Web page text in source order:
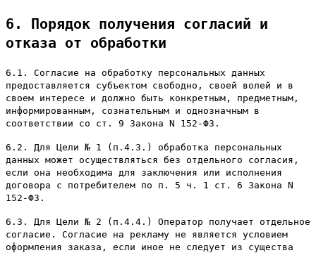
6. Порядок получения согласий и
отказа от обработки
6.1. Согласие на обработку персональных данных
предоставляется субъектом свободно, своей волей и в
своем интересе и должно быть конкретным, предметным,
информированным, сознательным и однозначным в
соответствии со ст. 9 Закона N 152-ФЗ.
6.2. Для Цели № 1 (п.4.3.) обработка персональных
данных может осуществляться без отдельного согласия,
если она необходима для заключения или исполнения
договора с потребителем по п. 5 ч. 1 ст. 6 Закона N
152-ФЗ.
6.3. Для Цели № 2 (п.4.4.) Оператор получает отдельное
согласие. Согласие на рекламу не является условием
оформления заказа, если иное не следует из существа